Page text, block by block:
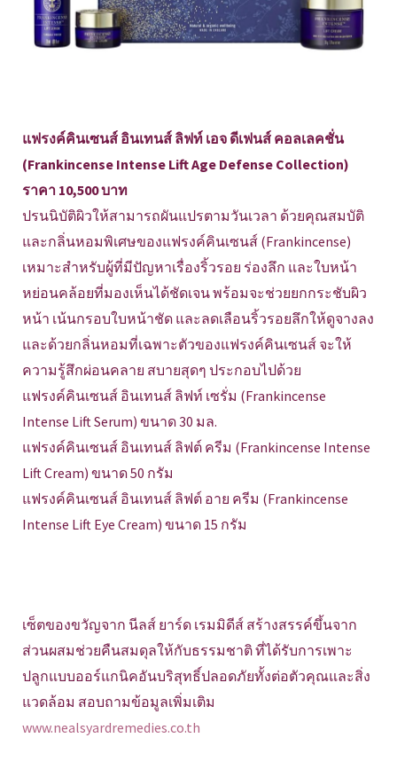
แฟรงค์คินเซนส์ อินเทนส์ ลิฟท์ เอจ ดีเฟนส์ คอลเลคชั่น
(Frankincense Intense Lift Age Defense Collection)
ราคา 10,500 บาท
ปรนนิบัติผิวให้สามารถผันแปรตามวันเวลา ด้วยคุณสมบัติ
และกลิ่นหอมพิเศษของแฟรงค์คินเซนส์ (Frankincense)
เหมาะสำหรับผู้ที่มีปัญหาเรื่องริ้วรอย ร่องลึก และใบหน้า
หย่อนคล้อยที่มองเห็นได้ชัดเจน พร้อมจะช่วยยกกระชับผิว
หน้า เน้นกรอบใบหน้าชัด และลดเลือนริ้วรอยลึกให้ดูจางลง
และด้วยกลิ่นหอมที่เฉพาะตัวของแฟรงค์คินเซนส์ จะให้
ความรู้สึกผ่อนคลาย สบายสุดๆ ประกอบไปด้วย
แฟรงค์คินเซนส์ อินเทนส์ ลิฟท์ เซรั่ม (Frankincense
Intense Lift Serum) ขนาด 30 มล.
แฟรงค์คินเซนส์ อินเทนส์ ลิฟต์ ครีม (Frankincense Intense
Lift Cream) ขนาด 50 กรัม
แฟรงค์คินเซนส์ อินเทนส์ ลิฟต์ อาย ครีม (Frankincense
Intense Lift Eye Cream) ขนาด 15 กรัม
เซ็ตของขวัญจาก นีลส์ ยาร์ด เรมมิดีส์ สร้างสรรค์ขึ้นจาก
ส่วนผสมช่วยคืนสมดุลให้กับธรรมชาติ ที่ได้รับการเพาะ
ปลูกแบบออร์แกนิคอันบริสุทธิ์ปลอดภัยทั้งต่อตัวคุณและสิ่ง
แวดล้อม สอบถามข้อมูลเพิ่มเติม
www.nealsyardremedies.co.th